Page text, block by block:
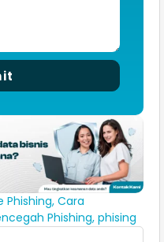
Phishing, Cara
Phishing, phising